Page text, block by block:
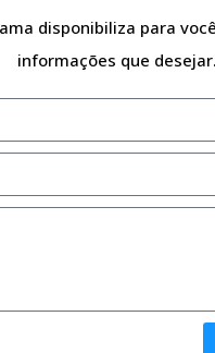
disponibiliza para
informações que